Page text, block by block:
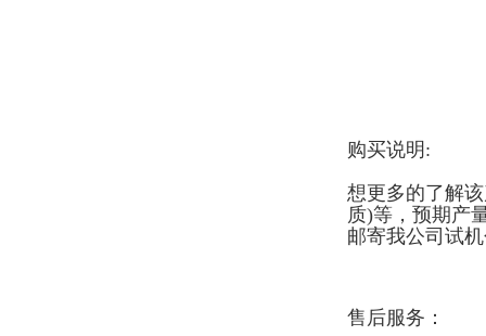
购买说明:
想更多的了解
质)等，预期产
邮寄我公司试
售后服务：